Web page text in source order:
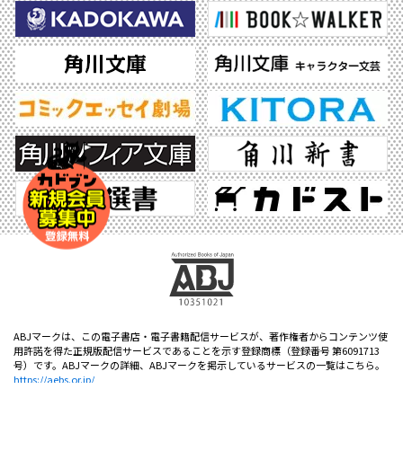
ABJマークは、この電子書店・電子書籍配信サービスが、著作権者からコンテンツ使
用許諾を得た正規版配信サービスであることを示す登録商標（登録番号 第6091713
号）です。ABJマークの詳細、ABJマークを掲示しているサービスの一覧はこちら。
https://aebs.or.jp/